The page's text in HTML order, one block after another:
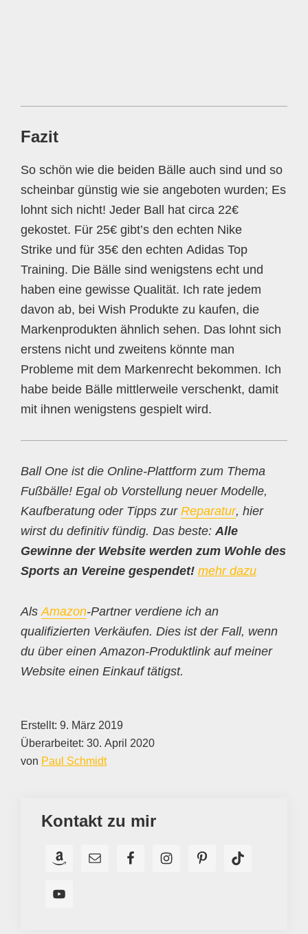
Fazit
So schön wie die beiden Bälle auch sind und so
scheinbar günstig wie sie angeboten wurden; Es
lohnt sich nicht! Jeder Ball hat circa 22€
gekostet. Für 25€ gibt’s den echten Nike
Strike und für 35€ den echten Adidas Top
Training. Die Bälle sind wenigstens echt und
haben eine gewisse Qualität. Ich rate jedem
davon ab, bei Wish Produkte zu kaufen, die
Markenprodukten ähnlich sehen. Das lohnt sich
erstens nicht und zweitens könnte man
Probleme mit dem Markenrecht bekommen. Ich
habe beide Bälle mittlerweile verschenkt, damit
mit ihnen wenigstens gespielt wird.
Ball One ist die Online-Plattform zum Thema
Fußbälle! Egal ob Vorstellung neuer Modelle,
Kaufberatung oder Tipps zur Reparatur, hier
wirst du definitiv fündig. Das beste: Alle
Gewinne der Website werden zum Wohle des
Sports an Vereine gespendet! mehr dazu
AlsAmazon-Partner verdiene ich an
qualifizierten Verkäufen. Dies ist der Fall, wenn
du über einen Amazon-Produktlink auf meiner
Website einen Einkauf tätigst.
Erstellt: 9. März 2019
Überarbeitet: 30. April 2020
von Paul Schmidt
Kontakt zu mir